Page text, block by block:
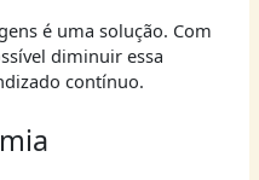
é uma solução. Com
diminuir essa
contínuo.